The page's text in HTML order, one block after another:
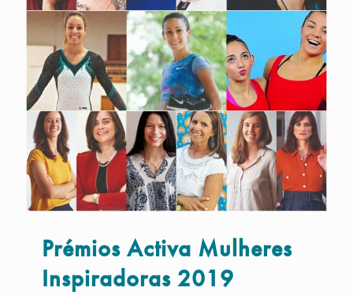
Prémios Activa Mulheres
Inspiradoras 2019